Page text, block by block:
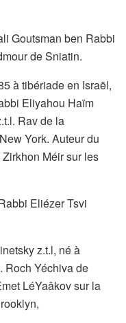
Goutsman ben Rabbi
de Sniatin.
à tibériade en Israël,
Eliyahou Haïm
Rav de la
York. Auteur du
Méir sur les
Eliézer Tsvi
z.t.l, né à
Roch Yéchiva de
LéYaâkov sur la